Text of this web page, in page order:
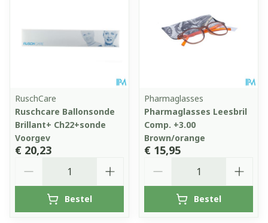
RuschCare
Ruschcare Ballonsonde
Brillant+ Ch22+sonde
Voorgev
€ 20,23
Bestel
Pharmaglasses
Pharmaglasses Leesbril
Comp. +3.00
Brown/orange
€ 15,95
Bestel